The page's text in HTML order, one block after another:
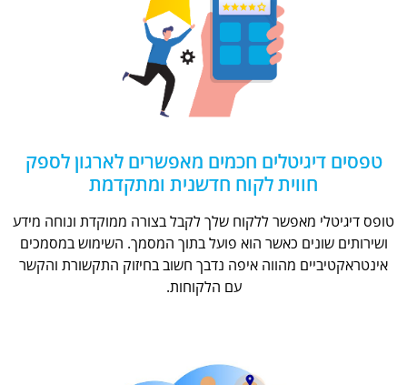
טפסים דיגיטלים חכמים מאפשרים לארגון לספק
חווית לקוח חדשנית ומתקדמת
טופס דיגיטלי מאפשר ללקוח שלך לקבל בצורה ממוקדת ונוחה מידע
ושירותים שונים כאשר הוא פועל בתוך המסמך. השימוש במסמכים
אינטראקטיביים מהווה איפה נדבך חשוב בחיזוק התקשורת והקשר
עם הלקוחות.